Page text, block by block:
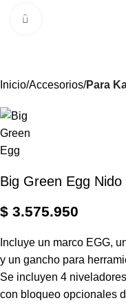
Menú
Inicio Accesorios Para
Big Green Egg
$ 3.575.950
Incluye un marco EGG,
y un gancho para
Se incluyen 4
con bloqueo opcionales